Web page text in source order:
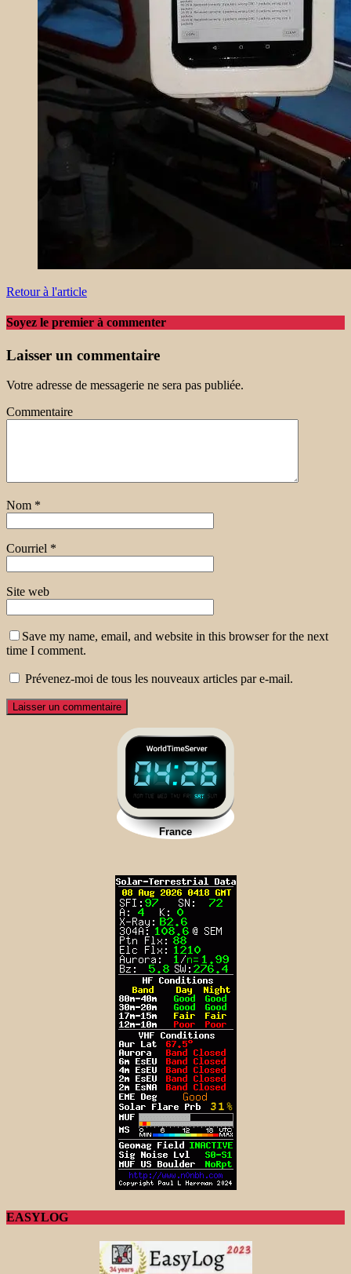
Retour à l'article
Soyez le premier à commenter
Laisser un commentaire
Votre adresse de messagerie ne sera pas publiée.
Commentaire
Nom *
Courriel *
Site web
Save my name, email, and website in this browser for the next
time I comment.
Prévenez-moi de tous les nouveaux articles par e-mail.
EASYLOG